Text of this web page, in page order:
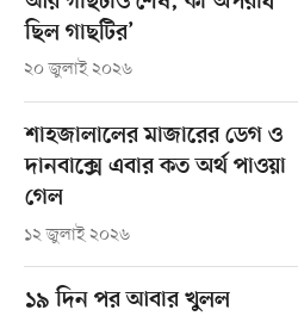
ছিল গাছটির’
২০ জুলাই ২০২৬
শাহজালালের মাজারের ডেগ ও
দানবাক্সে এবার কত অর্থ পাওয়া
গেল
১২ জুলাই ২০২৬
১৯ দিন পর আবার খুলল